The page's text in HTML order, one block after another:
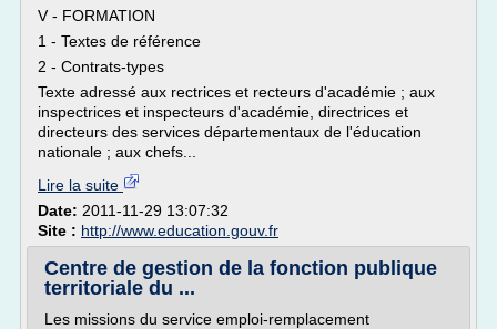
V - FORMATION
1 - Textes de référence
2 - Contrats-types
Texte adressé aux rectrices et recteurs d'académie ; aux
inspectrices et inspecteurs d'académie, directrices et
directeurs des services départementaux de l'éducation
nationale ; aux chefs...
Lire la suite
Date: 2011-11-29 13:07:32
Site : http://www.education.gouv.fr
Centre de gestion de la fonction publique
territoriale du ...
Les missions du service emploi-remplacement